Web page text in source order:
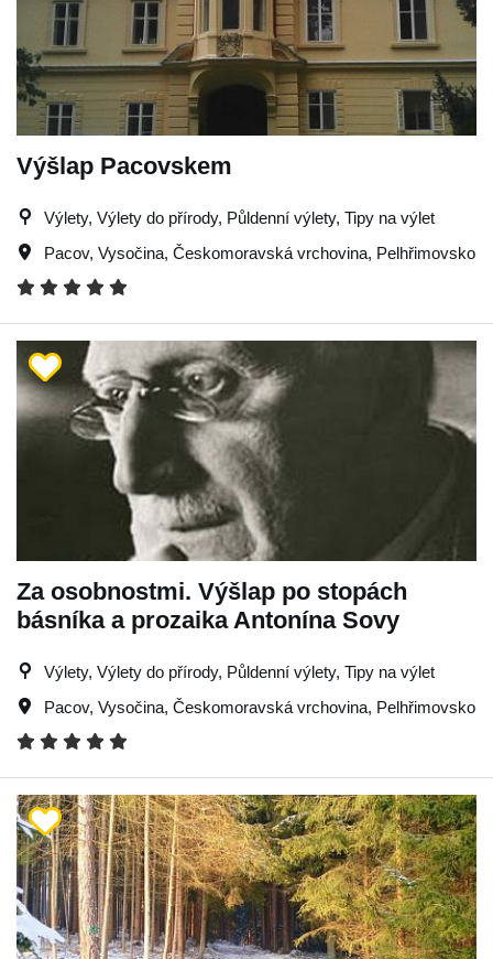
Výšlap Pacovskem
Výlety, Výlety do přírody, Půldenní výlety, Tipy na výlet
Pacov, Vysočina, Českomoravská vrchovina, Pelhřimovsko
Za osobnostmi. Výšlap po stopách
básníka a prozaika Antonína Sovy
Výlety, Výlety do přírody, Půldenní výlety, Tipy na výlet
Pacov, Vysočina, Českomoravská vrchovina, Pelhřimovsko